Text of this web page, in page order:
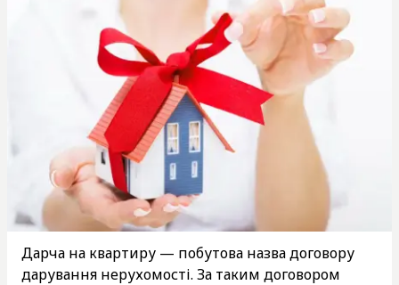
Дарча на квартиру — побутова назва договору
дарування нерухомості. За таким договором